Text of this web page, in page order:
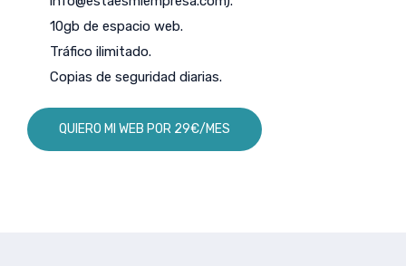
10gb de espacio web.
Tráfico ilimitado.
Copias de seguridad diarias.
QUIERO MI WEB POR 29€/MES